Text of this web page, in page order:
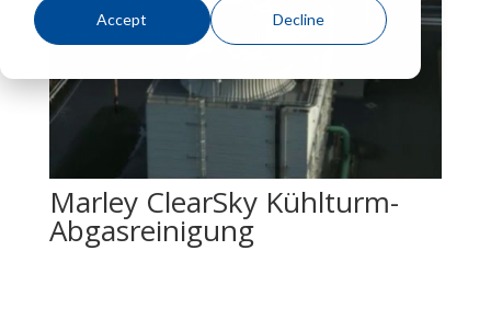
Accept Decline
Marley ClearSky Kühlturm-
Abgasreinigung